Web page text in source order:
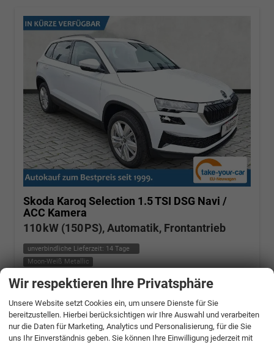
Skoda Karoq Selection 1.5 TSI DSG Navi /
ACC Kamera
110 kW (150 PS), Automatik, Frontantrieb
unverbindliche Lieferzeit: 14 Tage
Moon-Weiß Metallic
Fahrzeugnr.: 506662
Benzin
Fahrzeug mit Tageszulassung
Verbrauch kombiniert:
6,20 l/100km
CO -Klasse:
E
CO2-Emissionen: 140,00 g/km
» Angebotdetails
Wir respektieren Ihre Privatsphäre
Unsere Website setzt Cookies ein, um unsere Dienste für Sie
bereitzustellen. Hierbei berücksichtigen wir Ihre Auswahl und verarbeiten
nur die Daten für Marketing, Analytics und Personalisierung, für die Sie
uns Ihr Einverständnis geben. Sie können Ihre Einwilligung jederzeit mit